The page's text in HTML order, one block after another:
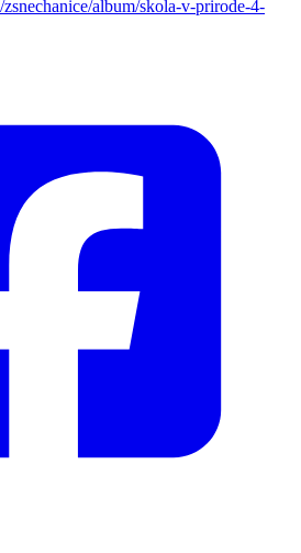
album/skola-v-prirode-4-